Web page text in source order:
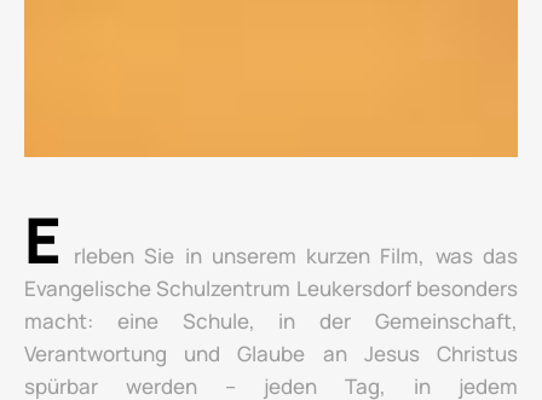
E
rleben Sie in unserem kurzen Film, was das
Evangelische Schulzentrum Leukersdorf besonders
macht: eine Schule, in der Gemeinschaft,
Verantwortung und Glaube an Jesus Christus
spürbar werden – jeden Tag, in jedem